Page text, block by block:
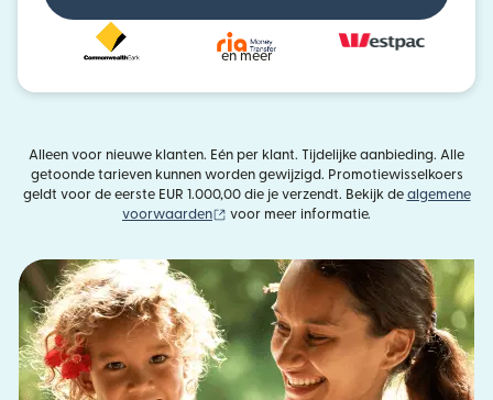
en meer
Alleen voor nieuwe klanten. Eén per klant. Tijdelijke aanbieding. Alle
getoonde tarieven kunnen worden gewijzigd. Promotiewisselkoers
geldt voor de eerste EUR 1.000,00 die je verzendt. Bekijk de algemene
voorwaarden
(wordt geopend in een nieuw venster)
voor meer informatie.